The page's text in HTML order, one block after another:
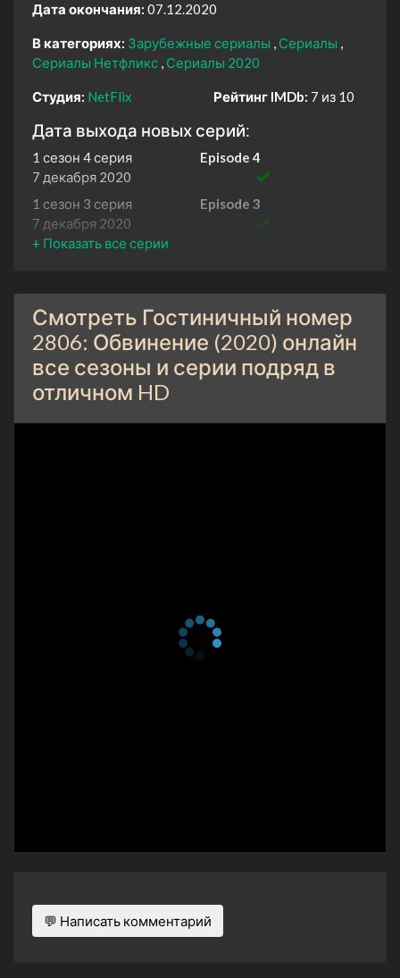
Дата окончания: 07.12.2020
В категориях: Зарубежные сериалы
Сериалы
Сериалы Нетфликс Сериалы 2020
Студия: NetFlix Рейтинг IMDb: 7 из 10
Дата выхода новых серий:
1 сезон 4 серия
Episode 4
7 декабря 2020
1 сезон 3 серия
Episode 3
7 декабря 2020
1 сезон 2 серия
1 сезон 1 серия
Episode 1
7 декабря 2020
Смотреть Гостиничный номер
2806: Обвинение (2020) онлайн
все сезоны и серии подряд в
отличном HD
💬 Написать комментарий